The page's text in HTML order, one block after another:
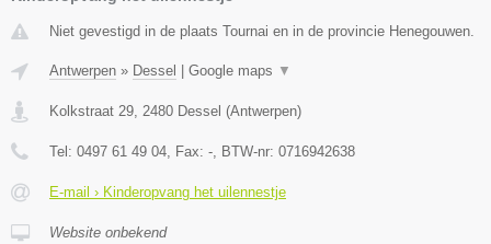
Niet gevestigd in de plaats Tournai en in de provincie Henegouwen.
Antwerpen » Dessel Google maps ▼
Kolkstraat 29 2480 Dessel (Antwerpen)
Tel: 0497 61 49 04 , Fax: - , BTW-nr: 0716942638
E-mail › Kinderopvang het uilennestje
Website onbekend